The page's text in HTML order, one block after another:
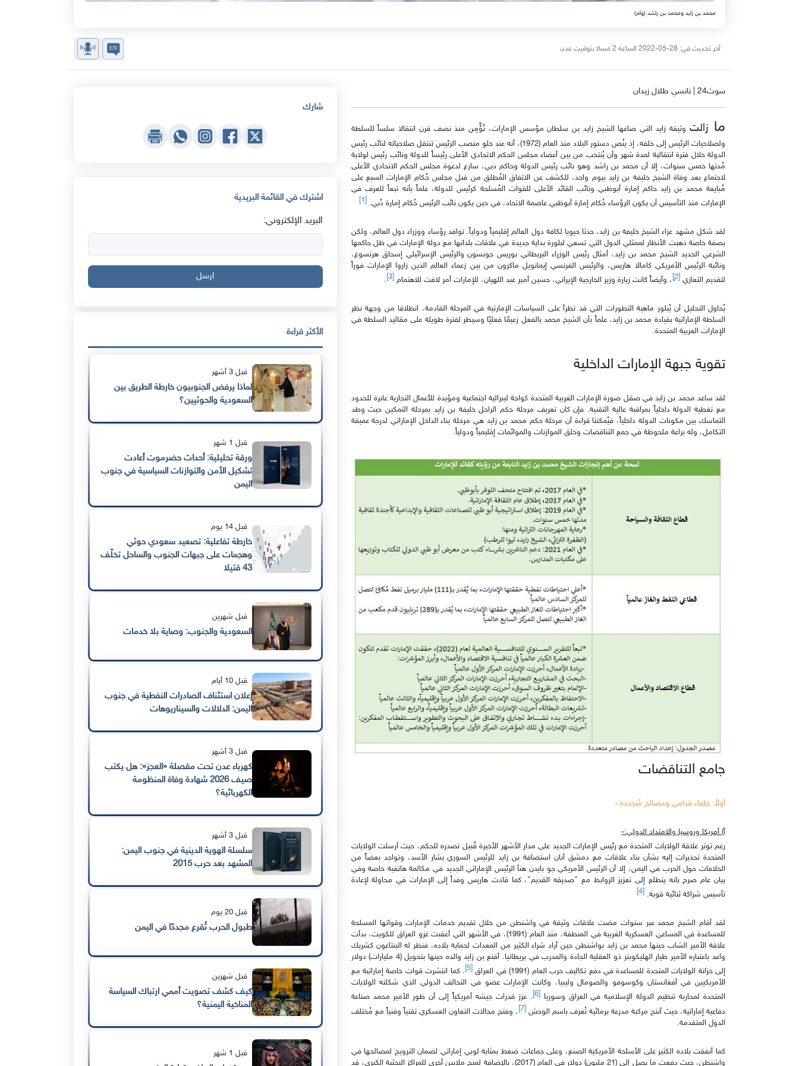
محمد بن زايد ومحمد بن راشد (وام)
آخر تحديث في: 28-05-2022 الساعة 2 مساءً بتوقيت عدن
سوث24 | نانسي طلال زيدان
ما زالت وثيقة زايد التي صاغها الشيخ زايد بن سلطان مؤسس الإمارات، تُؤَّمِن منذ نصف قرن انتقالا سلساً للسلطة
ولصلاحيات الرئيس إلى خلفه، إذ ينُص دستور البلاد منذ العام (1972)، أنه عند خلو منصب الرئيس تنتقل صلاحياته لنائب رئيس
الدولة خلال فترة انتقالية لمدة شهر وأن يُنتخب من بين أعضاء مجلس الحكم الاتحادي الأعلى رئيساً للدولة ونائب رئيس لولاية
مُدتها خمس سنوات، إلا أن محمد بن راشد وهو نائب رئيس الدولة وحاكم دبي، سارع لدعوة مجلس الحكم الاتحادي الأعلى
لاجتماع بعد وفاة الشيخ خليفة بن زايد بيوم واحد، للكشف عن الاتفاق المُطلق من قبل مجلس حُكام الإمارات السبع على
مُبايعة محمد بن زايد حاكم إمارة أبوظبي ونائب القائد الأعلى للقوات المُسلحة كرئيس للدولة، علماً بأنه تبعاً للعرف في
الإمارات منذ التأسيس أن يكون الرؤساء حُكام إمارة أبوظبي عاصمة الاتحاد، في حين يكون نائب الرئيس حُكام إمارة دُبي. [1]
لقد شكل مشهد عزاء الشيخ خليفة بن زايد، حدثا حيويا لكافة دول العالم إقليمياً ودولياً. توافد رؤساء ووزراء دول العالم، ولكن
بصفة خاصة ذهبت الأنظار لممثلي الدول التي تسعي لبلورة بداية جديدة في علاقات بلدانها مع دولة الإمارات في ظل حاكمها
الشرعي الجديد الشيخ محمد بن زايد، أمثال رئيس الوزراء البريطاني بوريس جونسون والرئيس الإسرائيلي إسحاق هرتسوغ،
ونائبة الرئيس الأمريكي كامالا هاريس، والرئيس الفرنسي إيمانويل ماكرون من بين زعماء العالم الذين زاروا الإمارات فوراً
لتقديم التعازي
، وأيضاً كانت زيارة وزير الخارجية الإيراني، حسين أمير عبد اللهيان، للإمارات أمر لافت للاهتمام .
يُحاول التحليل أن يُبلور ماهية التطورات التي قد تطرأ على السياسات الإمارتية في المرحلة القادمة، انطلاقا من وجهة نظر
السلطة الإماراتية بقيادة محمد بن زايد، علماً بأن الشيخ محمد بالفعل زعيمًا فعليًا وسيطر لفترة طويلة على مقاليد السلطة في
الإمارات العربية المتحدة.
تقوية جبهة الإمارات الداخلية
لقد ساعد محمد بن زايد في صقل صورة الإمارات العربية المتحدة كواحة ليبرالية اجتماعية ومؤيدة للأعمال التجارية عابرة للحدود
مع تغطية الدولة داخلياً بمراقبة عالية التقنية. فإن كان تعريف مرحلة حكم الراحل خليفة بن زايد بمرحلة التمكين حيث وطد
التماسك بين مكونات الدولة داخلياً، فيُمكننا قراءة أن مرحلة حكم محمد بن زايد هي مرحلة بناء الداخل الإماراتي لدرجة عميقة
التكامل، وله براعة ملحوظة في جمع التناقضات وخلق الموازنات والموائمات إقليمياً ودولياً.
جامع التناقضات
أولاً: حلفاء قدامي ومصالح مُتجددة:-
أ‌) أمريكا وروسيا والامتداد الدولي:-
رغم توتر علاقة الولايات المتحدة مع رئيس الإمارات الجديد على مدار الأشهر الأخيرة قُبيل تصدره للحكم، حيث أرسلت الولايات
المتحدة تحذيرات إليه بشأن بناء علاقات مع دمشق أبان استضافة بن زايد للرئيس السوري بشار الأسد، وتواجد بعضاً من
الخلافات حول الحرب في اليمن، إلا أن الرئيس الأمريكي جو بايدن هنأ الرئيس الإماراتي الجديد في مكالمة هاتفية خاصة وفي
بيان عام صرح بانه يتطلع إلى تعزيز الروابط مع "صديقه القديم"، كما قادت هاريس وفداً إلى الإمارات في محاولة لإعادة
تأسيس شراكة ثنائية قوية. [4]
لقد أقام الشيخ محمد عبر سنوات مضت علاقات وثيقة في واشنطن من خلال تقديم خدمات الإمارات وقواتها المسلحة
للمساعدة في المساعي العسكرية الغربية في المنطقة، منذ العام (1991)، في الأشهر التي أعقبت غزو العراق للكويت، بدأت
علاقة الأمير الشاب حينها محمد بن زايد بواشنطن حين أراد شراء الكثير من المعدات لحماية بلاده، فنظر له البنتاغون كشريك
واعد باعتباره الأمير طيار الهليكوبتر ذو العقلية الجادة والمدرب في بريطانيا. أقنع بن زايد والده حينها بتحويل (4 مليارات) دولار
إلى خزانة الولايات المتحدة للمساعدة في دفع تكاليف حرب العام (1991) في العراق
. كما انتشرت قوات خاصة إماراتية مع
الأمريكيين في أفغانستان وكوسوفو والصومال وليبيا، وكانت الإمارات عضو في التحالف الدولي الذي شكلته الولايات
المتحدة لمحاربة تنظيم الدولة الإسلامية في العراق وسوريا[6]
. عزز قدرات جيشه أمريكياً إلى أن طور الأمير محمد صناعة
دفاعية إماراتية، حيث أنتج مركبة مدرعة برمائية تُعرف باسم الوحش[7]
، وفتح مجالات التعاون العسكري تقنياً وفنياً مع مُختلف
الدول المتقدمة.
كما أنفقت بلاده الكثير على الأسلحة الأمريكية الصنع، وعلى جماعات ضغط بمثابة لوبي إماراتي لضمان الترويج لمصالحها في
واشنطن، حيث دفعت ما يصل إلى (21 مليون) دولار في العام (2017)، بالإضافة لمنح ملايين أخرى للمراكز البحثية الكبرى، قد
شارك
اشترك في القائمة البريدية
البريد الإلكتروني:
ارسل
الأكثر قراءة
قبل 3 أشهر
لماذا يرفض الجنوبيون خارطة الطريق بين
السعودية والحوثيين؟
قبل 1 شهر
ورقة تحليلية: أحداث حضرموت أعادت
تشكيل الأمن والتوازنات السياسية في جنوب
اليمن
قبل 14 يوم
خارطة تفاعلية: تصعيد سعودي حوثي
وهجمات على جبهات الجنوب والساحل تخلّف
43 قتيلا
قبل شهرين
السعودية والجنوب: وصاية بلا خدمات
قبل 10 أيام
إعلان استئناف الصادرات النفطية في جنوب
اليمن: الدلالات والسيناريوهات
قبل 3 أشهر
كهرباء عدن تحت مقصلة «العجز»: هل يكتب
صيف 2026 شهادة وفاة المنظومة
الكهربائية؟
قبل 3 أشهر
سلسلة الهوية الدينية في جنوب اليمن:
المشهد بعد حرب 2015
قبل 20 يوم
طبول الحرب تُقرع مجددًا في اليمن
قبل شهرين
كيف كشف تصويت أممي ارتباك السياسة
المناخية اليمنية؟
قبل 1 شهر